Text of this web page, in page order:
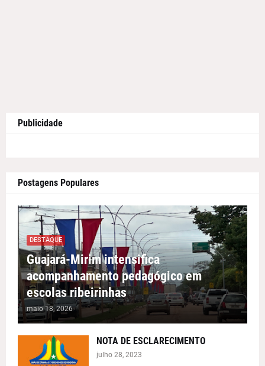
Publicidade
Postagens Populares
DESTAQUE
Guajará-Mirim intensifica
acompanhamento pedagógico em
escolas ribeirinhas
maio 18, 2026
NOTA DE ESCLARECIMENTO
julho 28, 2023